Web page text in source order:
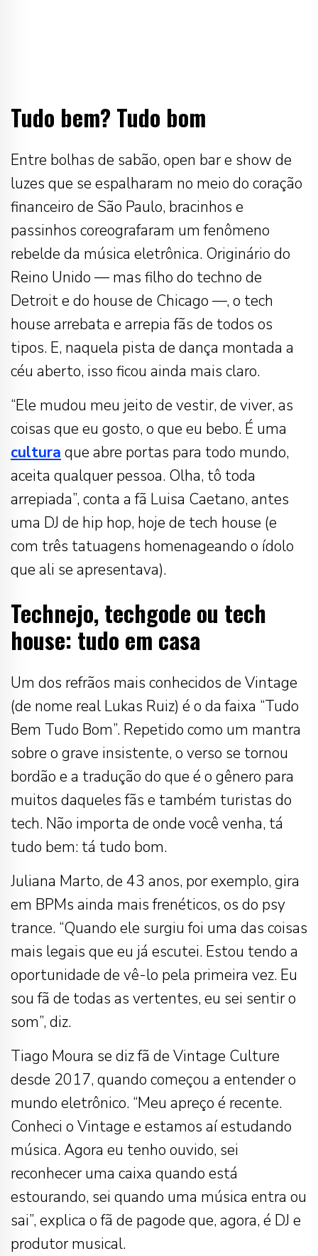
Tudo bem? Tudo bom
Entre bolhas de sabão, open bar e show de
luzes que se espalharam no meio do coração
financeiro de São Paulo, bracinhos e
passinhos coreografaram um fenômeno
rebelde da música eletrônica. Originário do
Reino Unido — mas filho do techno de
Detroit e do house de Chicago —, o tech
house arrebata e arrepia fãs de todos os
tipos. E, naquela pista de dança montada a
céu aberto, isso ficou ainda mais claro.
“Ele mudou meu jeito de vestir, de viver, as
coisas que eu gosto, o que eu bebo. É uma
cultura que abre portas para todo mundo,
aceita qualquer pessoa. Olha, tô toda
arrepiada”, conta a fã Luisa Caetano, antes
uma DJ de hip hop, hoje de tech house (e
com três tatuagens homenageando o ídolo
que ali se apresentava).
Technejo, techgode ou tech
house: tudo em casa
Um dos refrãos mais conhecidos de Vintage
(de nome real Lukas Ruiz) é o da faixa “Tudo
Bem Tudo Bom”. Repetido como um mantra
sobre o grave insistente, o verso se tornou
bordão e a tradução do que é o gênero para
muitos daqueles fãs e também turistas do
tech. Não importa de onde você venha, tá
tudo bem: tá tudo bom.
Juliana Marto, de 43 anos, por exemplo, gira
em BPMs ainda mais frenéticos, os do psy
trance. “Quando ele surgiu foi uma das coisas
mais legais que eu já escutei. Estou tendo a
oportunidade de vê-lo pela primeira vez. Eu
sou fã de todas as vertentes, eu sei sentir o
som”, diz.
Tiago Moura se diz fã de Vintage Culture
desde 2017, quando começou a entender o
mundo eletrônico. “Meu apreço é recente.
Conheci o Vintage e estamos aí estudando
música. Agora eu tenho ouvido, sei
reconhecer uma caixa quando está
estourando, sei quando uma música entra ou
sai”, explica o fã de pagode que, agora, é DJ e
produtor musical.